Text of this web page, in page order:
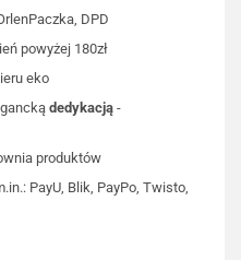
DPD
powyżej 180zł
eko
dedykacją -
produktów
PayU, Blik, PayPo, Twisto,